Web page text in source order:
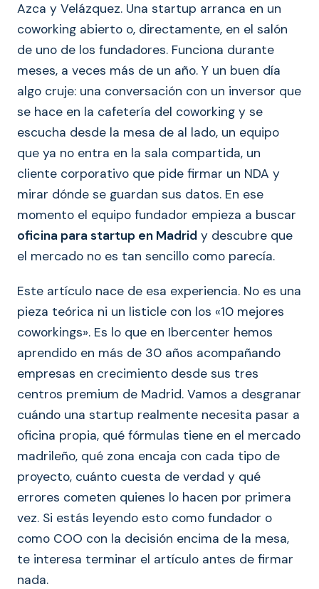
Azca y Velázquez. Una startup arranca en un
coworking abierto o, directamente, en el salón
de uno de los fundadores. Funciona durante
meses, a veces más de un año. Y un buen día
algo cruje: una conversación con un inversor que
se hace en la cafetería del coworking y se
escucha desde la mesa de al lado, un equipo
que ya no entra en la sala compartida, un
cliente corporativo que pide firmar un NDA y
mirar dónde se guardan sus datos. En ese
momento el equipo fundador empieza a buscar
oficina para startup en Madrid y descubre que
el mercado no es tan sencillo como parecía.
Este artículo nace de esa experiencia. No es una
pieza teórica ni un listicle con los «10 mejores
coworkings». Es lo que en Ibercenter hemos
aprendido en más de 30 años acompañando
empresas en crecimiento desde sus tres
centros premium de Madrid. Vamos a desgranar
cuándo una startup realmente necesita pasar a
oficina propia, qué fórmulas tiene en el mercado
madrileño, qué zona encaja con cada tipo de
proyecto, cuánto cuesta de verdad y qué
errores cometen quienes lo hacen por primera
vez. Si estás leyendo esto como fundador o
como COO con la decisión encima de la mesa,
te interesa terminar el artículo antes de firmar
nada.